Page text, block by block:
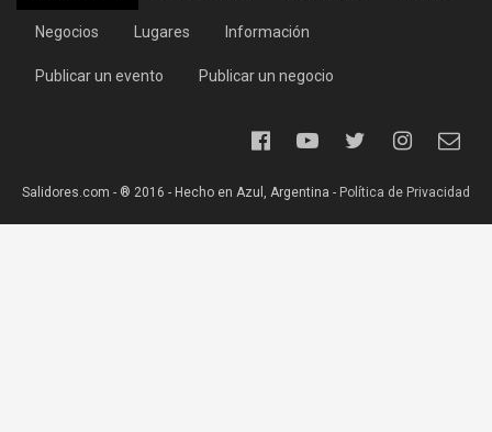
Negocios Lugares Información
Publicar un evento Publicar un negocio
Salidores.com - ® 2016 - Hecho en Azul, Argentina - Política de Privacidad